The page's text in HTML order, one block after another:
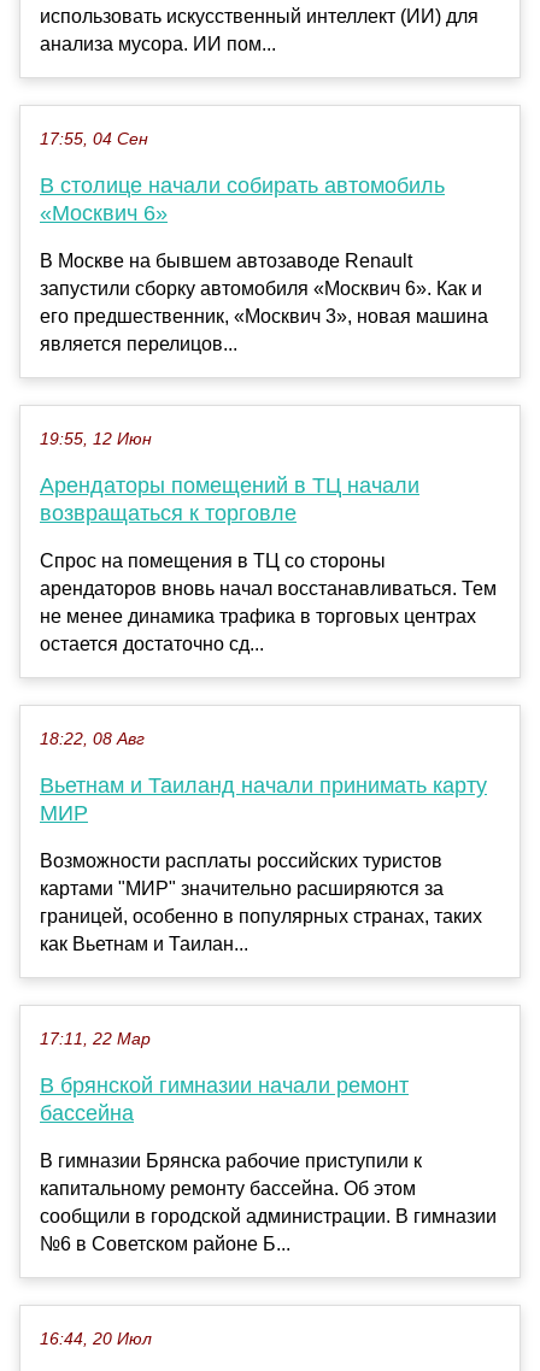
использовать искусственный интеллект (ИИ) для
анализа мусора. ИИ пом...
17:55, 04 Сен
В столице начали собирать автомобиль
«Москвич 6»
В Москве на бывшем автозаводе Renault
запустили сборку автомобиля «Москвич 6». Как и
его предшественник, «Москвич 3», новая машина
является перелицов...
19:55, 12 Июн
Арендаторы помещений в ТЦ начали
возвращаться к торговле
Спрос на помещения в ТЦ со стороны
арендаторов вновь начал восстанавливаться. Тем
не менее динамика трафика в торговых центрах
остается достаточно сд...
18:22, 08 Авг
Вьетнам и Таиланд начали принимать карту
МИР
Возможности расплаты российских туристов
картами "МИР" значительно расширяются за
границей, особенно в популярных странах, таких
как Вьетнам и Таилан...
17:11, 22 Мар
В брянской гимназии начали ремонт
бассейна
В гимназии Брянска рабочие приступили к
капитальному ремонту бассейна. Об этом
сообщили в городской администрации. В гимназии
№6 в Советском районе Б...
16:44, 20 Июл